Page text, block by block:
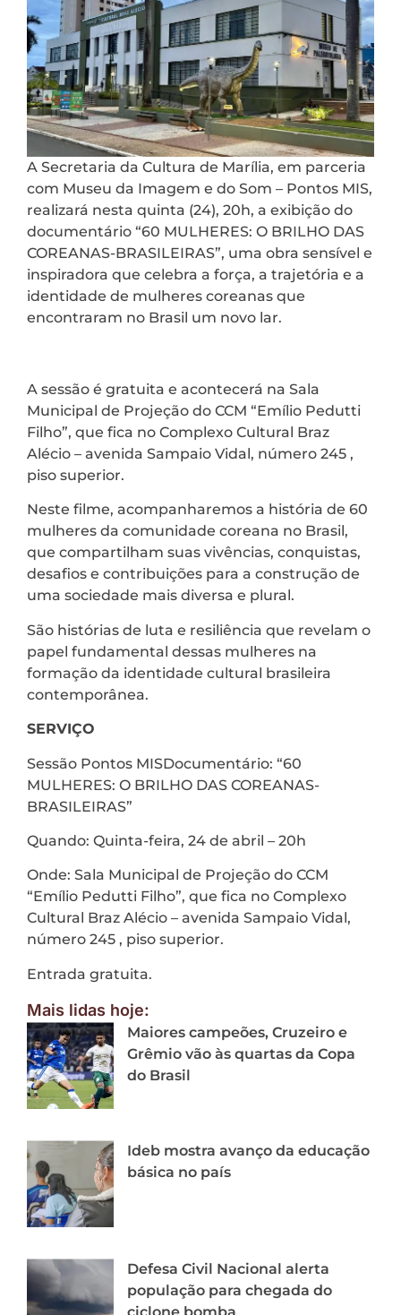
A Secretaria da Cultura de Marília, em parceria
com Museu da Imagem e do Som – Pontos MIS,
realizará nesta quinta (24), 20h, a exibição do
documentário “60 MULHERES: O BRILHO DAS
COREANAS-BRASILEIRAS”, uma obra sensível e
inspiradora que celebra a força, a trajetória e a
identidade de mulheres coreanas que
encontraram no Brasil um novo lar.
A sessão é gratuita e acontecerá na Sala
Municipal de Projeção do CCM “Emílio Pedutti
Filho”, que fica no Complexo Cultural Braz
Alécio – avenida Sampaio Vidal, número 245 ,
piso superior.
Neste filme, acompanharemos a história de 60
mulheres da comunidade coreana no Brasil,
que compartilham suas vivências, conquistas,
desafios e contribuições para a construção de
uma sociedade mais diversa e plural.
São histórias de luta e resiliência que revelam o
papel fundamental dessas mulheres na
formação da identidade cultural brasileira
contemporânea.
SERVIÇO
Sessão Pontos MISDocumentário: “60
MULHERES: O BRILHO DAS COREANAS-
BRASILEIRAS”
Quando: Quinta-feira, 24 de abril – 20h
Onde: Sala Municipal de Projeção do CCM
“Emílio Pedutti Filho”, que fica no Complexo
Cultural Braz Alécio – avenida Sampaio Vidal,
número 245 , piso superior.
Entrada gratuita.
Mais lidas hoje:
Maiores campeões, Cruzeiro e
Grêmio vão às quartas da Copa
do Brasil
Ideb mostra avanço da educação
básica no país
Defesa Civil Nacional alerta
população para chegada do